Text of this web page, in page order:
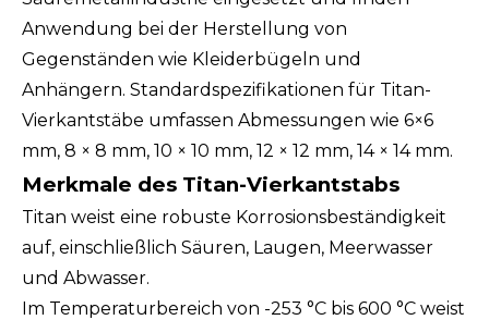
Anwendung bei der Herstellung von
Gegenständen wie Kleiderbügeln und
Anhängern. Standardspezifikationen für Titan-
Vierkantstäbe umfassen Abmessungen wie 6×6
mm, 8 × 8 mm, 10 × 10 mm, 12 × 12 mm, 14 × 14 mm.
Merkmale des Titan-Vierkantstabs
Titan weist eine robuste Korrosionsbeständigkeit
auf, einschließlich Säuren, Laugen, Meerwasser
und Abwasser.
Im Temperaturbereich von -253 °C bis 600 °C weist